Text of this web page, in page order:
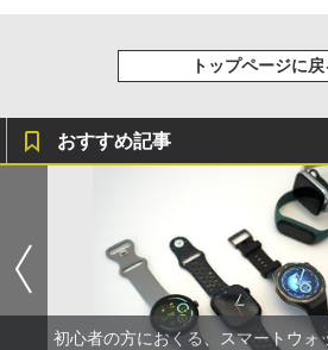
トップページに戻
おすすめ記事
初心者の方におくる、スマートウォ